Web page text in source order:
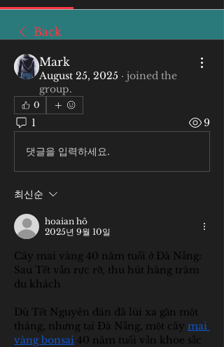
Back
Mark
August 25, 2025 · joined the
group.
0
1 9
댓글을 입력하세요.
최신순
hoaian hô
2025년 9월 10일
Cây mai vàng 40 năm tuổi ở Đà Nẵng:
Sau Tết vẫn rực rỡ, thu hút hàng trăm
du khách
Dù Tết Nguyên đán đã lùi xa gần một
tháng, nhưng tại Đà Nẵng, một cây mai
vàng bonsai 40 năm tuổi vẫn khoe sắc